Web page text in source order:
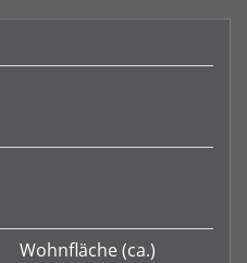
Wohnfläche (ca.)